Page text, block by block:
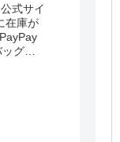
式サイ
在庫が
グを